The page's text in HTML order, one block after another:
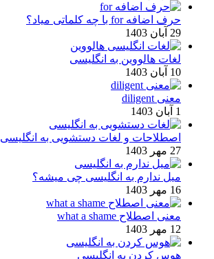
حرف اضافه for با چه کلماتی میاد؟
29 آبان 1403
لغات هالووین به انگلیسی
10 آبان 1403
معنی diligent
1 آبان 1403
اصطلاحات و لغات دستشویی به انگلیسی
27 مهر 1403
میل ندارم به انگلیسی چی میشه؟
16 مهر 1403
معنی اصطلاح what a shame
12 مهر 1403
هوس کردن به انگلیسی